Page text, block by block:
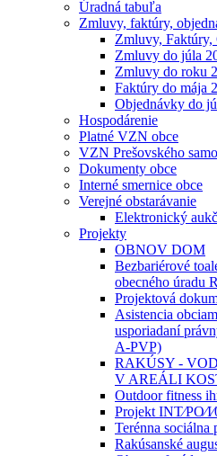
Úradná tabuľa
Zmluvy, faktúry,
Zmluvy, Faktúry,
Zmluvy do júla
Zmluvy do roku
Faktúry do mája
Objednávky do
Hospodárenie
Platné VZN obce
VZN Prešovského
Dokumenty obce
Interné smernice obce
Verejné obstarávanie
Elektronický
Projekty
OBNOV DOM
Bezbariérové
obecného úradu
Projektová
Asistencia
usporiadaní
A-PVP)
RAKÚSY -
V AREÁLI
Outdoor fitness
Projekt
Terénna sociálna
Rakúsanské